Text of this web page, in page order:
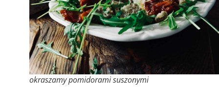
okraszamy pomidorami suszonymi